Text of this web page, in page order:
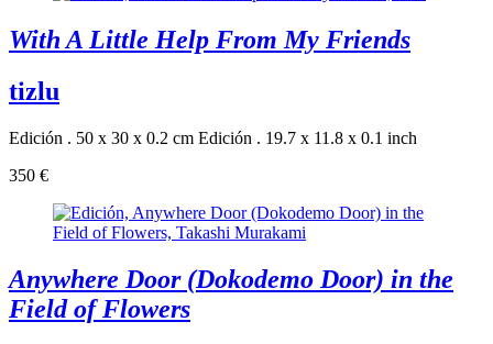
With A Little Help From My Friends
tizlu
Edición . 50 x 30 x 0.2 cm Edición . 19.7 x 11.8 x 0.1 inch
350 €
Anywhere Door (Dokodemo Door) in the
Field of Flowers